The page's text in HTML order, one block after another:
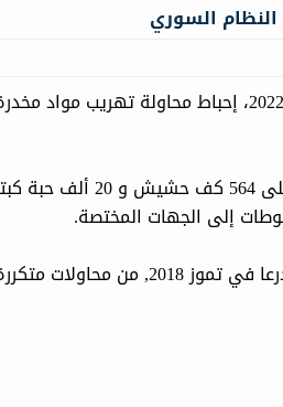
السوري
آرك نيوز... أعلن الجيش الأردني فی بیان له السبت 26 تشرين الثاني 2022، إحباط محاولة
أوضح، أنه بعد تكثيف عمليات البحث والتفتيش للمنطقة تم العثور
إلى الجهات المختصة.
وتعاني المملكة الأردنية منذ سيطرة النظام السوري على محافظة درعا في